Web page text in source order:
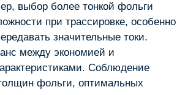
выбор более тонкой фольги
при трассировке, особенно
значительные токи.
между экономией и
Соблюдение
фольги, оптимальных